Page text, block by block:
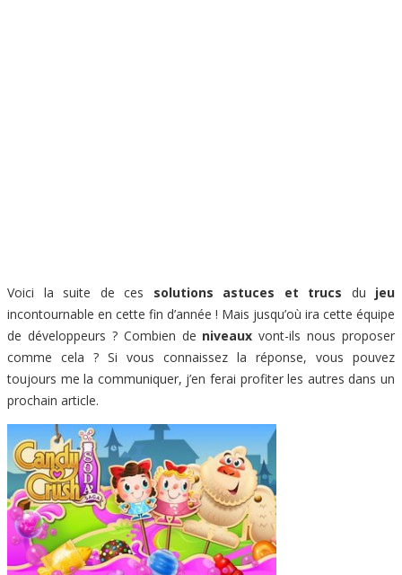
Voici la suite de ces solutions astuces et trucs du jeu
incontournable en cette fin d’année ! Mais jusqu’où ira cette équipe
de développeurs ? Combien de niveaux vont-ils nous proposer
comme cela ? Si vous connaissez la réponse, vous pouvez
toujours me la communiquer, j’en ferai profiter les autres dans un
prochain article.